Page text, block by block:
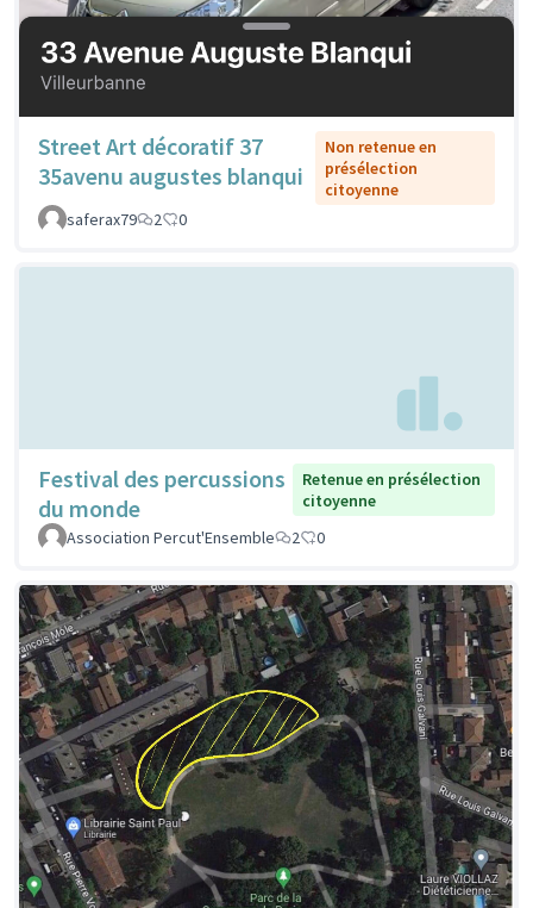
Street Art décoratif 37
35avenu augustes blanqui
Non retenue en
présélection
citoyenne
saferax79
2 0
Festival des percussions
du monde
Retenue en présélection
citoyenne
Association Percut'Ensemble
2 0